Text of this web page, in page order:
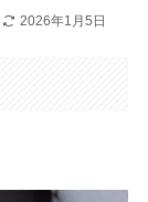
2026年1月5日